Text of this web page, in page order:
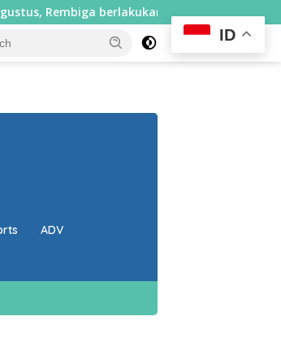
berlakukan sistem satu arah selama
ADV
ID